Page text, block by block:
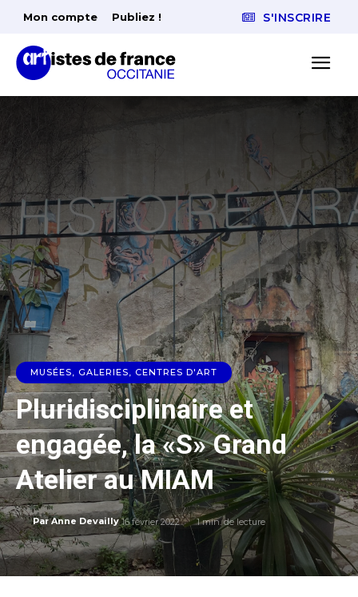
Mon compte Publiez ! S'INSCRIRE
MUSÉES, GALERIES, CENTRES D'ART
Pluridisciplinaire et
engagée, la «S» Grand
Atelier au MIAM
Par Anne Devailly 16 février 2022 1min. de lecture